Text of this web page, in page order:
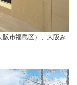
阪市福島区）、大阪み